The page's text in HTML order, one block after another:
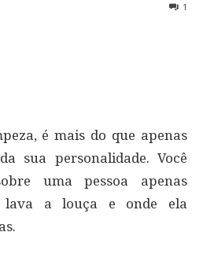
1
é mais do que apenas
sua personalidade. Você
uma pessoa apenas
lava a louça e onde ela